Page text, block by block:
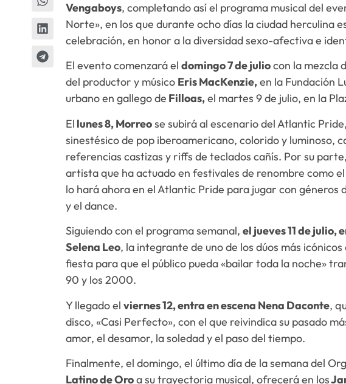
Vengaboys, completando así el programa musical del
Norte», en los que durante ocho días la ciudad herculina
celebración, en honor a la diversidad sexo-afectiva e
El evento comenzará el domingo 7 de juliocon la mezcla
del productor y músico Eris MacKenzie,en la Fundación
urbano en gallego de Filloas,el martes 9 de julio, en la
El lunes 8, Morreose subirá al escenario del Atlantic
sinestésico de pop iberoamericano, colorido y luminoso,
referencias castizas y riffs de teclados cañís. Por su
artista que ha actuado en festivales de renombre como
lo hará ahora en el Atlantic Pride para jugar con géneros
y el dance.
Siguiendo con el programa semanal, el jueves 11 de julio,
Selena Leo, la integrante de uno de los dúos más
fiesta para que el público pueda «bailar toda la noche»
90 y los 2000.
Y llegado el viernes 12, entra en escena Nena Daconte,
disco, «Casi Perfecto», con el que reivindica su pasado
amor, el desamor, la soledad y el paso del tiempo.
Finalmente, el domingo, el último día de la semana del
Latino de Oroa su trayectoria musical, ofrecerá en los